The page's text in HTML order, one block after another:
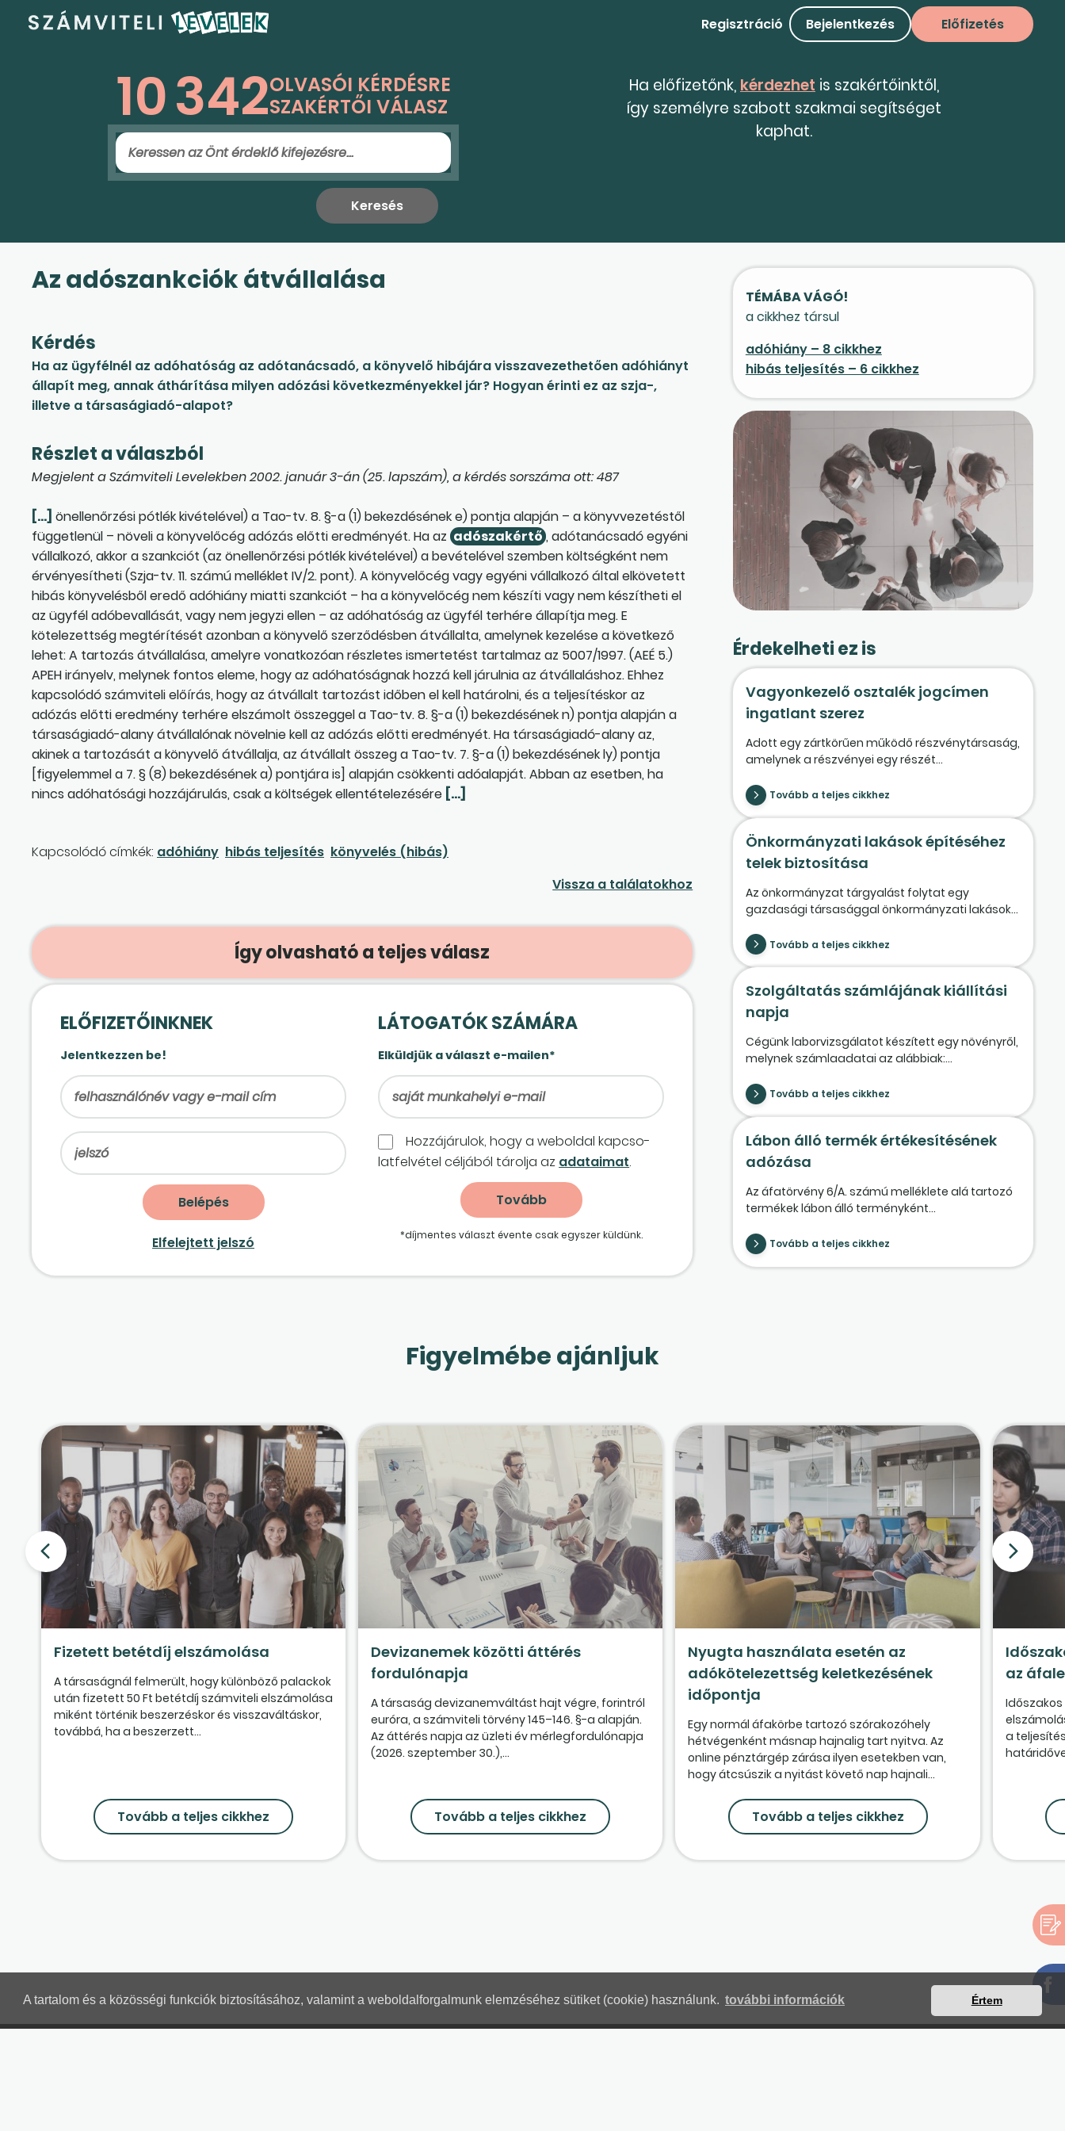
A tartalom és a közösségi funkciók biztosításához, valamint a weboldalforgalmunk elemzéséhez sütiket (cookie) használunk. további információk Értem
Regisztráció Bejelentkezés Előfizetés
10342OLVASÓI KÉRDÉSRE
SZAKÉRTŐI VÁLASZ
Ha előfizetőnk, kérdezhet is szakértőinktől,
így személyre szabott szakmai segítséget
kaphat.
Az adószankciók átvállalása
Kérdés
Ha az ügyfélnél az adóhatóság az adótanácsadó, a könyvelő hibájára visszavezethetően adóhiányt
állapít meg, annak áthárítása milyen adózási következményekkel jár? Hogyan érinti ez az szja-,
illetve a társaságiadó-alapot?
Részlet a válaszból
Megjelent a Számviteli Levelekben 2002. január 3-án (25. lapszám), a kérdés sorszáma ott: 487
[…] önellenőrzési pótlék kivételével) a Tao-tv. 8. §-a (1) bekezdésének e) pontja alapján – a könyvvezetéstől
függetlenül – növeli a könyvelőcég adózás előtti eredményét. Ha az adószakértő , adótanácsadó egyéni
vállalkozó, akkor a szankciót (az önellenőrzési pótlék kivételével) a bevételével szemben költségként nem
érvényesítheti (Szja-tv. 11. számú melléklet IV/2. pont). A könyvelőcég vagy egyéni vállalkozó által elkövetett
hibás könyvelésből eredő adóhiány miatti szankciót – ha a könyvelőcég nem készíti vagy nem készítheti el
az ügyfél adóbevallását, vagy nem jegyzi ellen – az adóhatóság az ügyfél terhére állapítja meg. E
kötelezettség megtérítését azonban a könyvelő szerződésben átvállalta, amelynek kezelése a következő
lehet: A tartozás átvállalása, amelyre vonatkozóan részletes ismertetést tartalmaz az 5007/1997. (AEÉ 5.)
APEH irányelv, melynek fontos eleme, hogy az adóhatóságnak hozzá kell járulnia az átvállaláshoz. Ehhez
kapcsolódó számviteli előírás, hogy az átvállalt tartozást időben el kell határolni, és a teljesítéskor az
adózás előtti eredmény terhére elszámolt összeggel a Tao-tv. 8. §-a (1) bekezdésének n) pontja alapján a
társaságiadó-alany átvállalónak növelnie kell az adózás előtti eredményét. Ha társaságiadó-alany az,
akinek a tartozását a könyvelő átvállalja, az átvállalt összeg a Tao-tv. 7. §-a (1) bekezdésének ly) pontja
[figyelemmel a 7. § (8) bekezdésének a) pontjára is] alapján csökkenti adóalapját. Abban az esetben, ha
nincs adóhatósági hozzájárulás, csak a költségek ellentételezésére […]
Kapcsolódó címkék: adóhiány hibás teljesítés könyvelés (hibás)
Vissza a találatokhoz
Így olvasható a teljes válasz
ELŐFIZETŐINKNEK
Jelentkezzen be!
Elfelejtett jelszó
LÁTOGATÓK SZÁMÁRA
Elküldjük a választ e-mailen*
Hozzájárulok, hogy a weboldal kapcso­
lat­felvétel céljából tárolja az adataimat.
*díjmentes választ évente csak egyszer küldünk.
TÉMÁBA VÁGÓ!
a cikkhez társul
adóhiány – 8 cikkhez
hibás teljesítés – 6 cikkhez
Érdekelheti ez is
Vagyonkezelő osztalék jogcímen
ingatlant szerez
Adott egy zártkörűen működő részvénytársaság,
amelynek a részvényei egy részét...
Tovább a teljes cikkhez
Önkormányzati lakások építéséhez
telek biztosítása
Az önkormányzat tárgyalást folytat egy
gazdasági társasággal önkormányzati lakások...
Tovább a teljes cikkhez
Szolgáltatás számlájának kiállítási
napja
Cégünk laborvizsgálatot készített egy növényről,
melynek számlaadatai az alábbiak:...
Tovább a teljes cikkhez
Lábon álló termék értékesítésének
adózása
Az áfatörvény 6/A. számú melléklete alá tartozó
termékek lábon álló terményként...
Tovább a teljes cikkhez
Figyelmébe ajánljuk
Fizetett betétdíj elszámolása
A társaságnál felmerült, hogy különböző palackok
után fizetett 50 Ft betétdíj számviteli elszámolása
miként történik beszerzéskor és visszaváltáskor,
továbbá, ha a beszerzett...
Tovább a teljes cikkhez
Devizanemek közötti áttérés
fordulónapja
A társaság devizanemváltást hajt végre, forintról
euróra, a számviteli törvény 145–146. §-a alapján.
Az áttérés napja az üzleti év mérlegfordulónapja
(2026. szeptember 30.),...
Tovább a teljes cikkhez
Nyugta használata esetén az
adókötelezettség keletkezésének
időpontja
Egy normál áfakörbe tartozó szórakozóhely
hétvégenként másnap hajnalig tart nyitva. Az
online pénztárgép zárása ilyen esetekben van,
hogy átcsúszik a nyitást követő nap hajnali...
Tovább a teljes cikkhez
az
a